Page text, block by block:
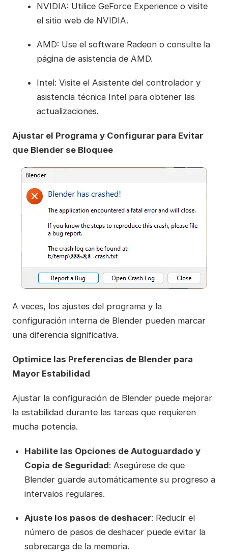
NVIDIA: Utilice GeForce Experience o visite
el sitio web de NVIDIA.
AMD: Use el software Radeon o consulte la
página de asistencia de AMD.
Intel: Visite el Asistente del controlador y
asistencia técnica Intel para obtener las
actualizaciones.
Ajustar el Programa y Configurar para Evitar
que Blender se Bloquee
A veces, los ajustes del programa y la
configuración interna de Blender pueden marcar
una diferencia significativa.
Optimice las Preferencias de Blender para
Mayor Estabilidad
Ajustar la configuración de Blender puede mejorar
la estabilidad durante las tareas que requieren
mucha potencia.
Habilite las Opciones de Autoguardado y
Copia de Seguridad: Asegúrese de que
Blender guarde automáticamente su progreso a
intervalos regulares.
Ajuste los pasos de deshacer: Reducir el
número de pasos de deshacer puede evitar la
sobrecarga de la memoria.